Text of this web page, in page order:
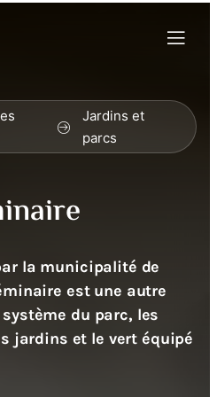
Jardins et
parcs
la municipalité de
est une autre
du parc, les
jardins et le vert équipé